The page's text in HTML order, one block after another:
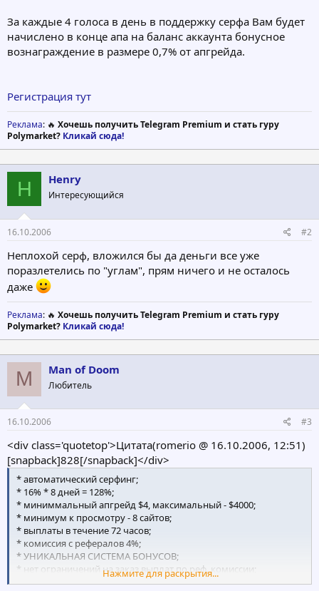
За каждые 4 голоса в день в поддержку серфа Вам будет
начислено в конце апа на баланс аккаунта бонусное
вознаграждение в размере 0,7% от апгрейда.
Регистрация тут
Реклама: 🔥 Хочешь получить Telegram Premium и стать гуру
Polymarket? Кликай сюда!
H Henry
Интересующийся
16.10.2006 #2
Неплохой серф, вложился бы да деньги все уже
поразлетелись по "углам", прям ничего и не осталось
даже
Реклама: 🔥 Хочешь получить Telegram Premium и стать гуру
Polymarket? Кликай сюда!
M Man of Doom
Любитель
16.10.2006 #3
<div class='quotetop'>Цитата(romerio @ 16.10.2006, 12:51)
[snapback]828[/snapback]</div>
* автоматический серфинг;
* 16% * 8 дней = 128%;
* миниммальный апгрейд $4, максимальный - $4000;
* минимум к просмотру - 8 сайтов;
* выплаты в течение 72 часов;
* комиссия с рефералов 4%;
* УНИКАЛЬНАЯ СИСТЕМА БОНУСОВ;
* нет ограничений на заказ выплат по реф. комиссии;
* профессиональный дизайн;
Нажмите для раскрытия...